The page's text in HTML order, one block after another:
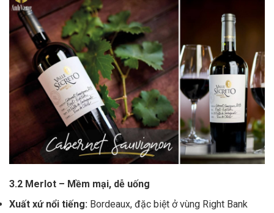
3.2 Merlot – Mềm mại, dễ uống
Xuất xứ nổi tiếng: Bordeaux, đặc biệt ở vùng Right Bank